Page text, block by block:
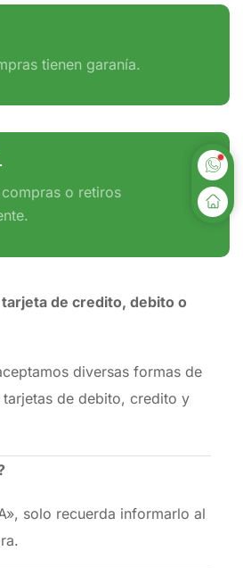
tienen garanía.
compras o retiros
de credito, debito o
diversas formas de
de debito, credito y
solo recuerda informarlo al